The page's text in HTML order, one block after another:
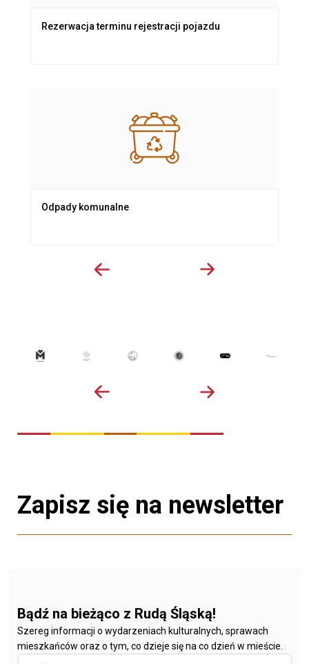
Rezerwacja terminu rejestracji pojazdu
Odpady komunalne
Zapisz się na newsletter
Bądź na bieżąco z Rudą Śląską!
Szereg informacji o wydarzeniach kulturalnych, sprawach
mieszkańców oraz o tym, co dzieje się na co dzień w mieście.